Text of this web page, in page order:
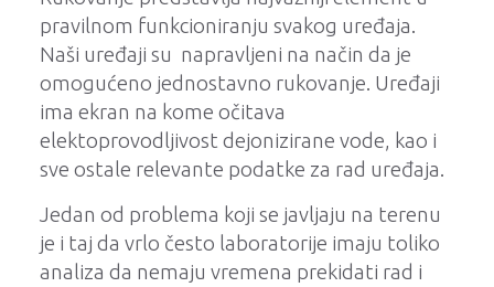
pravilnom funkcioniranju svakog uređaja.
Naši uređaji su napravljeni na način da je
omogućeno jednostavno rukovanje. Uređaji
ima ekran na kome očitava
elektoprovodljivost dejonizirane vode, kao i
sve ostale relevante podatke za rad uređaja.
Jedan od problema koji se javljaju na terenu
je i taj da vrlo često laboratorije imaju toliko
analiza da nemaju vremena prekidati rad i